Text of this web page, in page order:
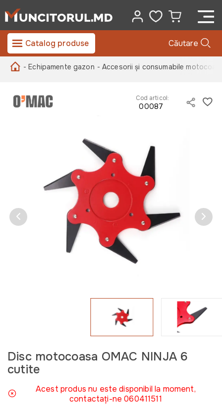
Catalog produse Căutare
- Echipamente gazon - Accesorii și consumabile
Cod articol:
00087
Disc motocoasa OMAC NINJA 6
cutite
Acest produs nu este disponibil la moment,
contactați-ne 060411511